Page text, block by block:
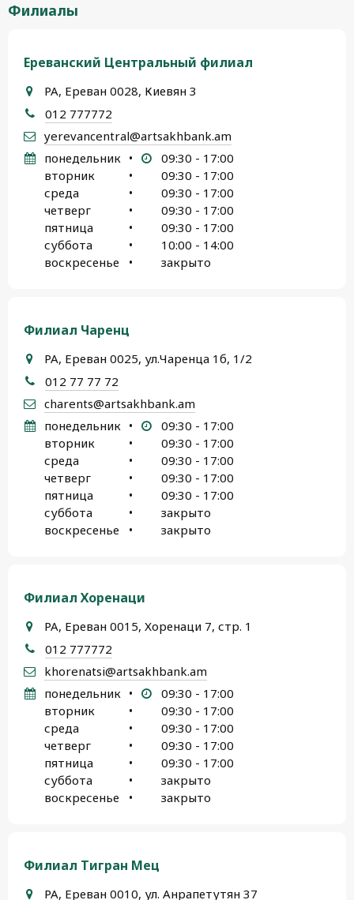
Филиалы
Ереванский Центральный филиал
РА, Ереван 0028, Киевян 3
012 777772
yerevancentral@artsakhbank.am
понедельник •
09:30 - 17:00
вторник
•
09:30 - 17:00
среда
•
09:30 - 17:00
четверг
•
09:30 - 17:00
пятница
•
09:30 - 17:00
суббота
•
10:00 - 14:00
воскресенье
• закрыто
Филиал Чаренц
РА, Ереван 0025, ул.Чаренца 1б, 1/2
012 77 77 72
charents@artsakhbank.am
понедельник •
09:30 - 17:00
вторник
•
09:30 - 17:00
среда
•
09:30 - 17:00
четверг
•
09:30 - 17:00
пятница
•
09:30 - 17:00
суббота
•
закрыто
воскресенье
• закрыто
Филиал Хоренаци
РА, Ереван 0015, Хоренаци 7, стр. 1
012 777772
khorenatsi@artsakhbank.am
понедельник •
09:30 - 17:00
вторник
•
09:30 - 17:00
среда
•
09:30 - 17:00
четверг
•
09:30 - 17:00
пятница
•
09:30 - 17:00
суббота
•
закрыто
воскресенье
• закрыто
Филиал Тигран Мец
РА, Ереван 0010, ул. Анрапетутян 37